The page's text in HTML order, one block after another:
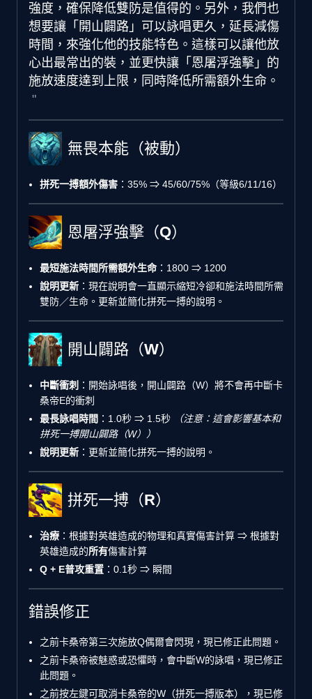
強度，確保降低雙防是值得的。另外，我們也
想要讓「開山闢路」可以詠唱更久，延長減傷
時間，來強化他的技能特色。這樣可以讓他放
心出最常出的裝，並更快讓「恩屠浮強擊」的
施放速度達到上限，同時降低所需額外生命。
無畏本能（被動）
拼死一搏額外傷害 ：35% ⇒ 45/60/75%（等級6/11/16）
恩屠浮強擊（Q）
最短施法時間所需額外生命 ：1800 ⇒ 1200
說明更新 ：現在說明會一直顯示縮短冷卻和施法時間所需
雙防／生命。更新並簡化拼死一搏的說明。
開山闢路（W）
中斷衝刺 ：開始詠唱後，開山闢路（W）將不會再中斷卡
桑帝E的衝刺
最長詠唱時間 ：1.0秒 ⇒ 1.5秒
（注意：這會影響基本和
拼死一搏開山闢路（W））
說明更新 ：更新並簡化拼死一搏的說明。
拼死一搏（R）
治療 ：根據對英雄造成的物理和真實傷害計算 ⇒ 根據對
英雄造成的所有傷害計算
Q + E普攻重置 ：0.1秒 ⇒ 瞬間
錯誤修正
之前卡桑帝第三次施放Q偶爾會閃現，現已修正此問題。
之前卡桑帝被魅惑或恐懼時，會中斷W的詠唱，現已修正
此問題。
之前按左鍵可取消卡桑帝的W（拼死一搏版本），現已修